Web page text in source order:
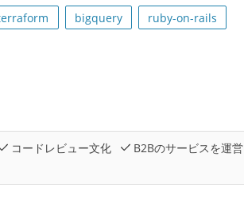
bigquery
ruby-on-rails
コードレビュー文化
B2Bのサービスを運営